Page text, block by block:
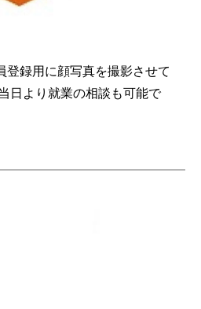
登録用に顔写真を撮影させて
日より就業の相談も可能で